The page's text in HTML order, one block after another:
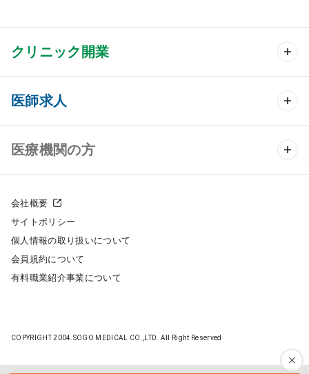
クリニック開業
クリニック開業 TOP
クリニック物件検索
クリニックの開業スタイル
クリニック開業までの流れ
開業支援事例
医師求人
医師求人 TOP
常勤求人検索
スポット求人検索
転職ノウハウ
医療機関の方
採用をお考えの医療機関の方
会社概要
サイトポリシー
個人情報の取り扱いについて
会員規約について
有料職業紹介事業について
COPYRIGHT 2004.SOGO MEDICAL CO.,LTD. All Right Reserved